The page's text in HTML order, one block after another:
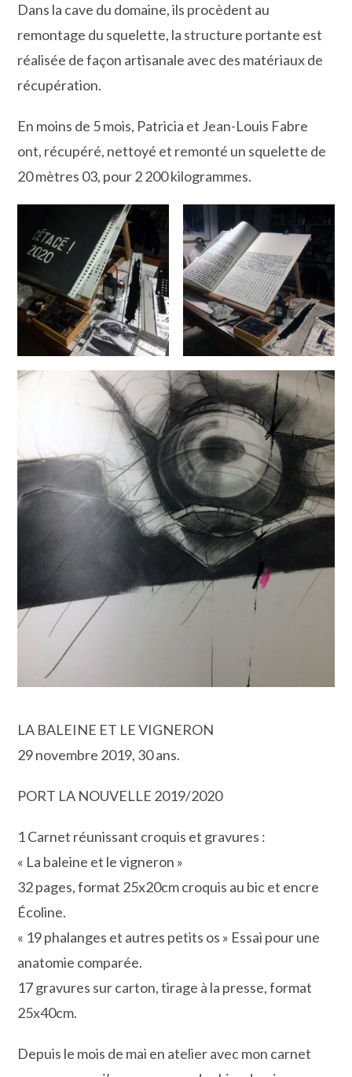
Dans la cave du domaine, ils procèdent au
remontage du squelette, la structure portante est
réalisée de façon artisanale avec des matériaux de
récupération.
En moins de 5 mois, Patricia et Jean-Louis Fabre
ont, récupéré, nettoyé et remonté un squelette de
20 mètres 03, pour 2 200 kilogrammes.
LA BALEINE ET LE VIGNERON
29 novembre 2019, 30 ans.
PORT LA NOUVELLE 2019/2020
1 Carnet réunissant croquis et gravures :
« La baleine et le vigneron »
32 pages, format 25x20cm croquis au bic et encre
Écoline.
« 19 phalanges et autres petits os » Essai pour une
anatomie comparée.
17 gravures sur carton, tirage à la presse, format
25x40cm.
Depuis le mois de mai en atelier avec mon carnet